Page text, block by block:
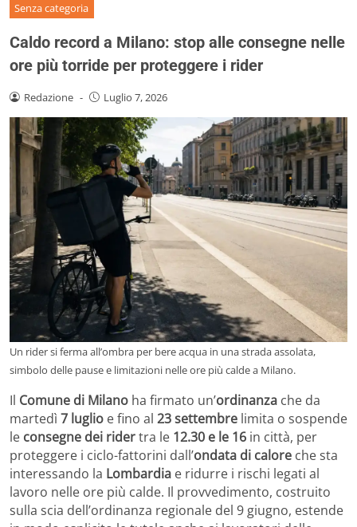
Senza categoria
Caldo record a Milano: stop alle consegne nelle
ore più torride per proteggere i rider
Redazione - Luglio 7, 2026
Un rider si ferma all’ombra per bere acqua in una strada assolata,
simbolo delle pause e limitazioni nelle ore più calde a Milano.
Il Comune di Milano ha firmato un’ordinanza che da
martedì 7 luglio e fino al 23 settembre limita o sospende
le consegne dei ridertra le 12.30 e le 16 in città, per
proteggere i ciclo-fattorini dall’ondata di calore che sta
interessando la Lombardia e ridurre i rischi legati al
lavoro nelle ore più calde. Il provvedimento, costruito
sulla scia dell’ordinanza regionale del 9 giugno, estende